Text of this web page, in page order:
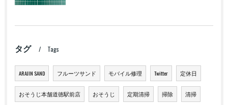
タグ Tags
ARAJIN SAND フルーツサンド モバイル修理 Twitter 定休日
おそうじ本舗道徳駅前店 おそうじ 定期清掃 掃除 清掃